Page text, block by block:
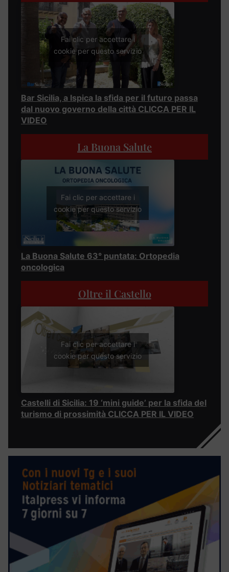
Fai clic per accettare i
cookie per questo servizio
Bar Sicilia, a Ispica la sfida per il futuro passa
dal nuovo governo della città CLICCA PER IL
VIDEO
La Buona Salute
Fai clic per accettare i
cookie per questo servizio
La Buona Salute 63° puntata: Ortopedia
oncologica
Oltre il Castello
Fai clic per accettare i
cookie per questo servizio
Castelli di Sicilia: 19 ‘mini guide’ per la sfida del
turismo di prossimità CLICCA PER IL VIDEO